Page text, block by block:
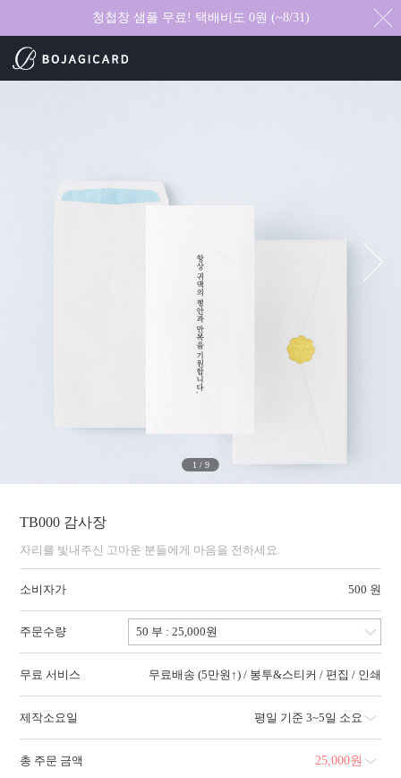
청첩장 샘플 무료! 택배비도 0원 (~8/31)
1 / 9
TB000 감사장
자리를 빛내주신 고마운 분들에게 마음을 전하세요.
소비자가 500 원
주문수량
무료 서비스 무료배송 (5만원↑) / 봉투&스티커 / 편집 / 인쇄
제작소요일 평일 기준 3~5일 소요
총 주문 금액 25,000원